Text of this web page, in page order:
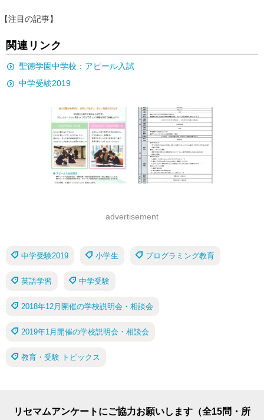
【注目の記事】
関連リンク
聖徳学園中学校：アピール入試
中学受験2019
advertisement
中学受験2019 小学生 プログラミング教育
英語学習 中学受験
2018年12月開催の学校説明会・相談会
2019年1月開催の学校説明会・相談会
教育・受験 トピックス
リセマムアンケートにご協力お願いします（全15問・所